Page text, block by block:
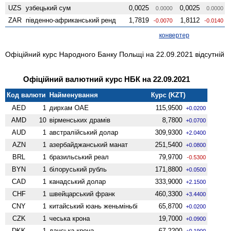
UZS узбецький сум 0,0025 0.0000 0,0025 0.0000
ZAR південно-африканський ренд 1,7819 -0.0070 1,8112 -0.0140
конвертер
Офіційний курс Народного Банку Польщі на 22.09.2021 відсутній
Офіційний валютний курс НБК на 22.09.2021
Код валюти Найменування
Курс (KZT)
AED
1 дирхам ОАЕ 115,9500 +0.0200
AMD 10 вiрменських драмів 8,7800 +0.0700
AUD 1 австралійський долар 309,9300 +2.0400
AZN 1 азербайджанський манат 251,5400 +0.0800
BRL 1 бразильський реал 79,9700 -0.5300
BYN 1 білоруський рубль 171,8800 +0.0500
CAD 1 канадський долар 333,9000 +2.1500
CHF 1 швейцарський франк 460,3300 +3.4400
CNY 1 китайський юань женьмiньбi 65,8700 +0.0200
CZK 1 чеська крона 19,7000 +0.0900